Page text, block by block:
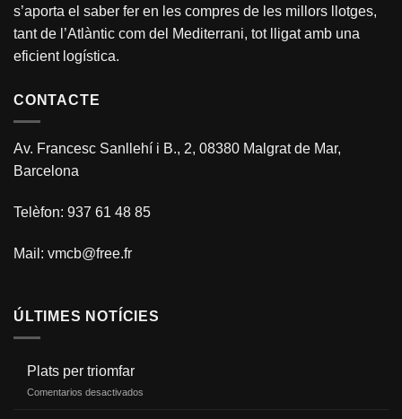
s’aporta el saber fer en les compres de les millors llotges,
tant de l’Atlàntic com del Mediterrani, tot lligat amb una
eficient logística.
CONTACTE
Av. Francesc Sanllehí i B., 2, 08380 Malgrat de Mar,
Barcelona
Telèfon: 937 61 48 85
Mail: vmcb@free.fr
ÚLTIMES NOTÍCIES
Plats per triomfar
Comentarios desactivados